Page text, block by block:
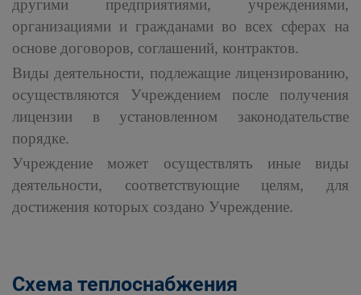
другими предприятиями, учреждениями,
организациями и гражданами во всех сферах на
основе договоров, соглашений, контрактов.
Виды деятельности, подлежащие лицензированию,
осуществляются Учреждением после получения
лицензии в установленном законодательстве
порядке.
Учреждение может осуществлять иные виды
деятельности, соответствующие целям, для
достижения которых создано Учреждение.
Схема теплоснабжения